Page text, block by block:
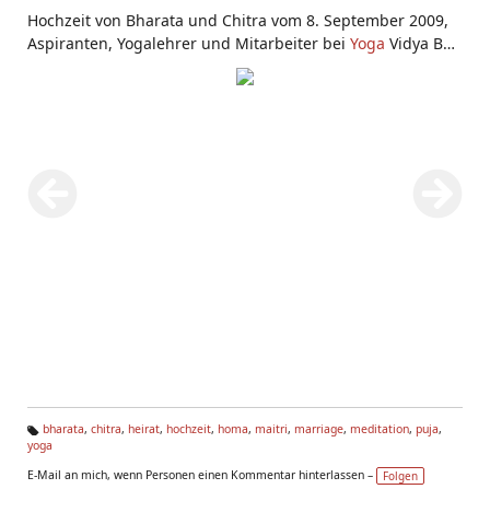
Hochzeit von Bharata und Chitra vom 8. September 2009,
Aspiranten, Yogalehrer und Mitarbeiter bei Yoga Vidya Bad
Ta
s:
bharata, chitra, heirat, hochzeit, homa, maitri, marriage, meditation, puja,
yoga
E-Mail an mich, wenn Personen einen Kommentar hinterlassen –
Folgen